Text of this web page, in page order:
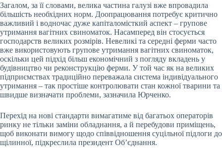
Загалом, за її словами, велика частина галузі вже впровадила
більшість необхідних норм. Доопрацювання потребує критично
важливий і водночас дуже капіталомісткий аспект – групове
утримання вагітних свиноматок. Насамперед він стосується
господарств великих розмірів. Невеликі та середні ферми часто
вже використовують групове утримання вагітних свиноматок,
оскільки цей підхід більш економічний з погляду вкладень у
будівництво чи реконструкцію ферми. У той час як на великих
підприємствах традиційно переважала система індивідуального
утримання – так простіше контролювати стан кожної тварини та
швидше визначати проблеми, зазначила Юрченко.
Перехід на нові стандарти вимагатиме від багатьох операторів
ринку не тільки заміни обладнання, а й перебудови приміщень,
щоб виконати вимогу щодо співвідношення суцільної підлоги до
щілинної, підкреслила президент Об’єднання.